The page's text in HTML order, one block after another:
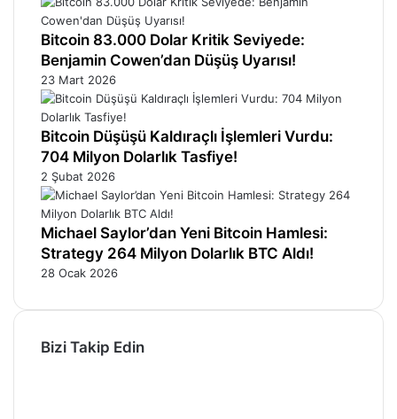
Bitcoin 83.000 Dolar Kritik Seviyede:
Benjamin Cowen’dan Düşüş Uyarısı!
23 Mart 2026
Bitcoin Düşüşü Kaldıraçlı İşlemleri Vurdu:
704 Milyon Dolarlık Tasfiye!
2 Şubat 2026
Michael Saylor’dan Yeni Bitcoin Hamlesi:
Strategy 264 Milyon Dolarlık BTC Aldı!
28 Ocak 2026
Bizi Takip Edin